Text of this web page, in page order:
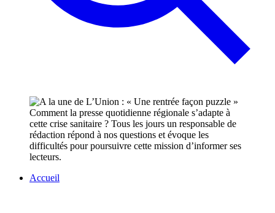
Comment la presse quotidienne régionale s’adapte à
cette crise sanitaire ? Tous les jours un responsable de
rédaction répond à nos questions et évoque les
difficultés pour poursuivre cette mission d’informer ses
lecteurs.
Accueil